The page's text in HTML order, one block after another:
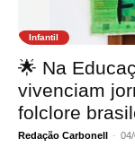
Infantil
🌟 Na
vivenciam
folclore
Redação Carbonell -